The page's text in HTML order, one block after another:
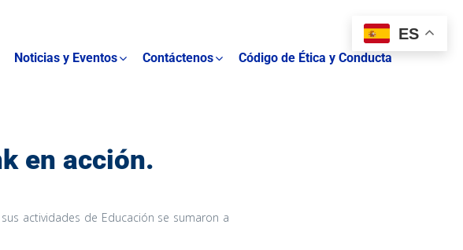
Noticias y Eventos Contáctenos Código de Ética y Conducta
en acción.
actividades de Educación se sumaron a
ES